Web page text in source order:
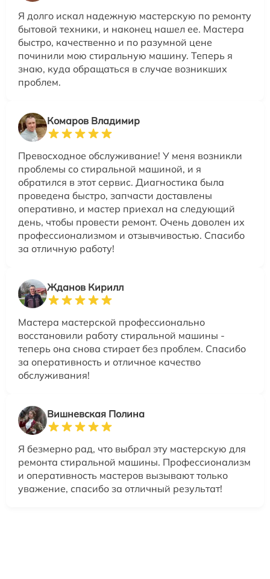
Я долго искал надежную мастерскую по ремонту
бытовой техники, и наконец нашел ее. Мастера
быстро, качественно и по разумной цене
починили мою стиральную машину. Теперь я
знаю, куда обращаться в случае возникших
проблем.
Комаров Владимир
Превосходное обслуживание! У меня возникли
проблемы со стиральной машиной, и я
обратился в этот сервис. Диагностика была
проведена быстро, запчасти доставлены
оперативно, и мастер приехал на следующий
день, чтобы провести ремонт. Очень доволен их
профессионализмом и отзывчивостью. Спасибо
за отличную работу!
Жданов Кирилл
Мастера мастерской профессионально
восстановили работу стиральной машины -
теперь она снова стирает без проблем. Спасибо
за оперативность и отличное качество
обслуживания!
Вишневская Полина
Я безмерно рад, что выбрал эту мастерскую для
ремонта стиральной машины. Профессионализм
и оперативность мастеров вызывают только
уважение, спасибо за отличный результат!